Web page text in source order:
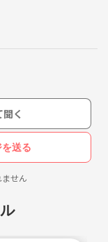
く
送る
せん